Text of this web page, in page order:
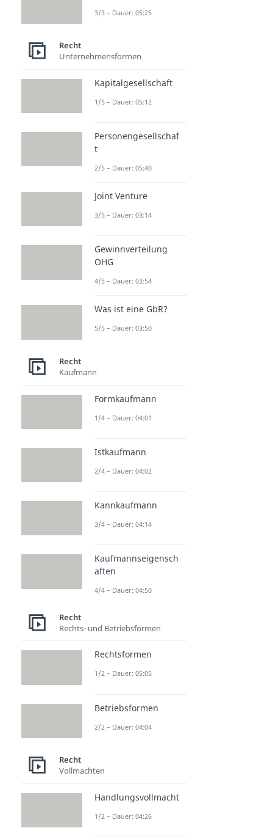
3/3 – Dauer: 05:25
Recht
Unternehmensformen
Kapitalgesellschaft
1/5 – Dauer: 05:12
Personengesellschaf
t
2/5 – Dauer: 05:40
Joint Venture
3/5 – Dauer: 03:14
Gewinnverteilung
OHG
4/5 – Dauer: 03:54
Was ist eine GbR?
5/5 – Dauer: 03:50
Recht
Kaufmann
Formkaufmann
1/4 – Dauer: 04:01
Istkaufmann
2/4 – Dauer: 04:02
Kannkaufmann
3/4 – Dauer: 04:14
Kaufmannseigensch
aften
4/4 – Dauer: 04:50
Recht
Rechts- und Betriebsformen
Rechtsformen
1/2 – Dauer: 05:05
Betriebsformen
2/2 – Dauer: 04:04
Recht
Vollmachten
Handlungsvollmacht
1/2 – Dauer: 04:26